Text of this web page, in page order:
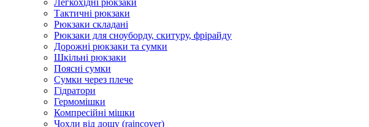
Легкохідні рюкзаки
Тактичні рюкзаки
Рюкзаки складані
Рюкзаки для сноуборду, скитуру, фрірайду
Дорожні рюкзаки та сумки
Шкільні рюкзаки
Поясні сумки
Сумки через плече
Гідратори
Гермомішки
Компресійні мішки
Чохли від дощу (raincover)